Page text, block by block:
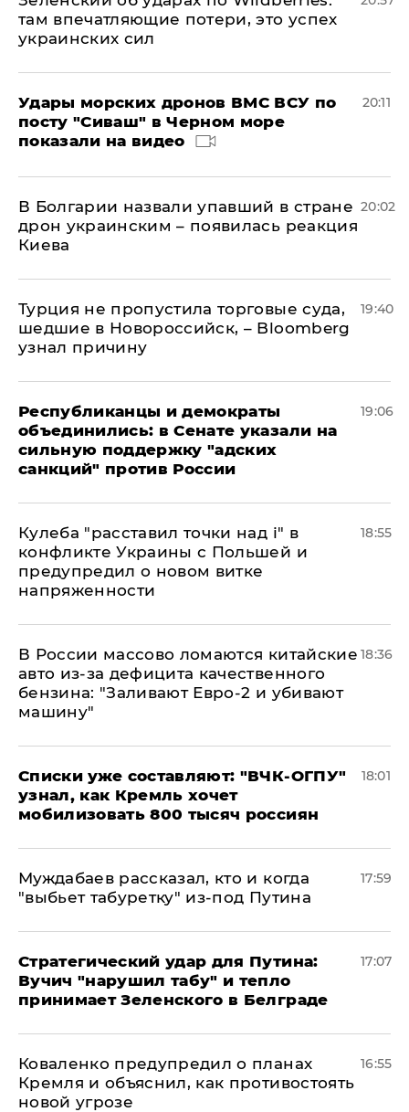
там впечатляющие потери, это успех
украинских сил
Удары морских дронов ВМС ВСУ по
посту "Сиваш" в Черном море
показали на видео
20:11
В Болгарии назвали упавший в стране
дрон украинским – появилась реакция
Киева
20:02
Турция не пропустила торговые суда,
шедшие в Новороссийск, – Bloomberg
узнал причину
19:40
Республиканцы и демократы
объединились: в Сенате указали на
сильную поддержку "адских
санкций" против России
19:06
Кулеба "расставил точки над і" в
конфликте Украины с Польшей и
предупредил о новом витке
напряженности
18:55
В России массово ломаются китайские
авто из-за дефицита качественного
бензина: "Заливают Евро-2 и убивают
машину"
18:36
Списки уже составляют: "ВЧК-ОГПУ"
узнал, как Кремль хочет
мобилизовать 800 тысяч россиян
18:01
Муждабаев рассказал, кто и когда
"выбьет табуретку" из-под Путина
17:59
Стратегический удар для Путина:
Вучич "нарушил табу" и тепло
принимает Зеленского в Белграде
17:07
Коваленко предупредил о планах
Кремля и объяснил, как противостоять
новой угрозе
16:55